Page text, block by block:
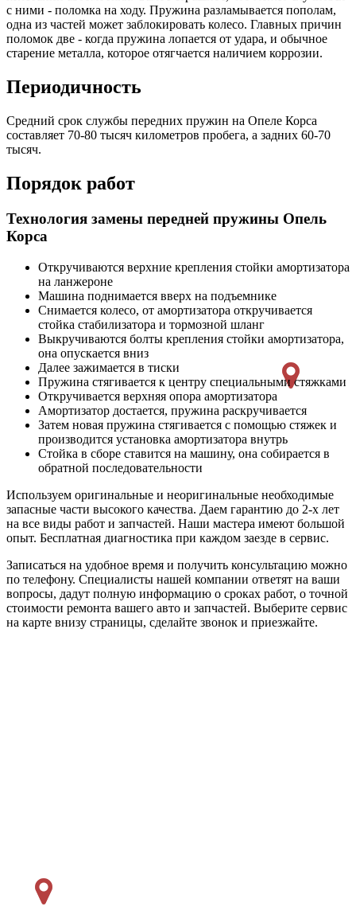
с ними - поломка на ходу. Пружина разламывается пополам,
одна из частей может заблокировать колесо. Главных причин
поломок две - когда пружина лопается от удара, и обычное
старение металла, которое отягчается наличием коррозии.
Периодичность
Средний срок службы передних пружин на Опеле Корса
составляет 70-80 тысяч километров пробега, а задних 60-70
тысяч.
Порядок работ
Технология замены передней пружины Опель
Корса
Откручиваются верхние крепления стойки амортизатора
на ланжероне
Машина поднимается вверх на подъемнике
Снимается колесо, от амортизатора откручивается
стойка стабилизатора и тормозной шланг
Выкручиваются болты крепления стойки амортизатора,
она опускается вниз
Далее зажимается в тиски
Пружина стягивается к центру специальными стяжками
Откручивается верхняя опора амортизатора
Амортизатор достается, пружина раскручивается
Затем новая пружина стягивается с помощью стяжек и
производится установка амортизатора внутрь
Стойка в сборе ставится на машину, она собирается в
обратной последовательности
Используем оригинальные и неоригинальные необходимые
запасные части высокого качества. Даем гарантию до 2-х лет
на все виды работ и запчастей. Наши мастера имеют большой
опыт. Бесплатная диагностика при каждом заезде в сервис.
Записаться на удобное время и получить консультацию можно
по телефону. Специалисты нашей компании ответят на ваши
вопросы, дадут полную информацию о сроках работ, о точной
стоимости ремонта вашего авто и запчастей. Выберите сервис
на карте внизу страницы, сделайте звонок и приезжайте.